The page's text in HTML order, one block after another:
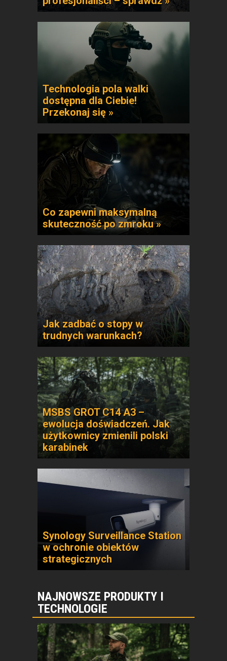
Technologia pola walki
dostępna dla Ciebie!
Przekonaj się »
Co zapewni maksymalną
skuteczność po zmroku »
Jak zadbać o stopy w
trudnych warunkach?
MSBS GROT C14 A3 –
ewolucja doświadczeń. Jak
użytkownicy zmienili polski
karabinek
Synology Surveillance Station
w ochronie obiektów
strategicznych
NAJNOWSZE PRODUKTY I
TECHNOLOGIE